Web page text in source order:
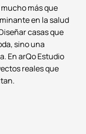
más que
en la salud
casas que
sino una
En arQo Estudio
reales que